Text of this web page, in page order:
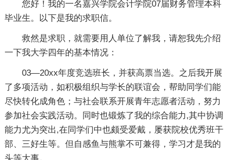
您好！我的一名嘉兴学院会计学院07届财务管理本科
毕业生。以下是我的求职信。
救然是求职，就需要用人单位了解我，请恕我先介绍
一下我大学四年的基本情况：
03—20xx年度竞选班长，并获高票当选。之后我开展
了多项活动，如积极组织与学长的联谊会，帮助同学们能
尽快转化成角色；与社会联系开展青年志愿者活动，努力
参加社会实践活动。同时也锻炼了我的综合能力,其中协调
能力尤为突出,在同学们中也颇受爱戴，屡获院校优秀班干
部、三好生等。但自感鱼与熊掌不可兼得，学习才是我的